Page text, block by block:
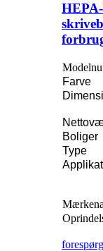
Farve
Boliger
Type